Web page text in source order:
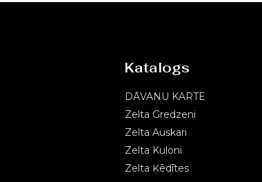
Katalogs
DĀVANU KARTE
Zelta Gredzeni
Zelta Auskari
Zelta Kuloni
Zelta Ķēdītes